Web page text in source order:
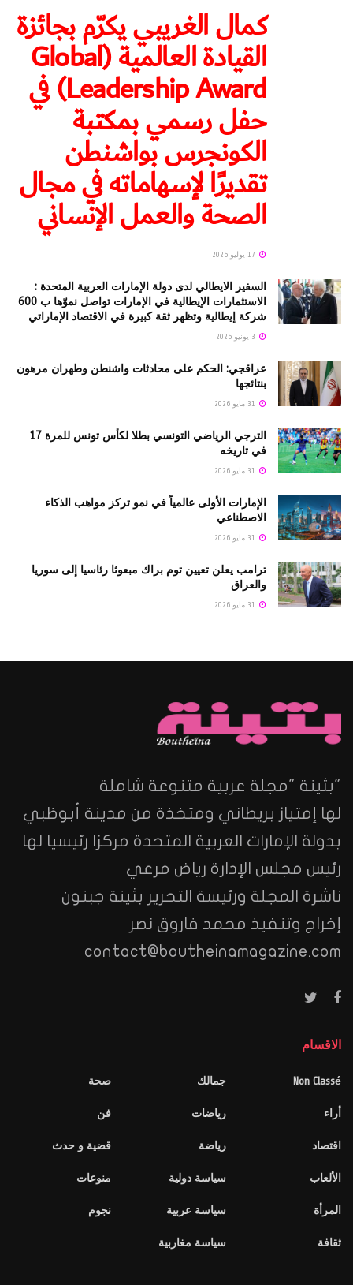
كمال الغريبي يكرّم بجائزة
القيادة العالمية (Global
Leadership Award) في
حفل رسمي بمكتبة
الكونجرس بواشنطن
تقديرًا لإسهاماته في مجال
الصحة والعمل الإنساني
السفير الايطالي لدى دولة الإمارات العربية المتحدة :
الاستثمارات الإيطالية في الإمارات تواصل نموّها ب 600
شركة إيطالية وتظهر ثقة كبيرة في الاقتصاد الإماراتي
عراقجي: الحكم على محادثات واشنطن وطهران مرهون
بنتائجها
الترجي الرياضي التونسي بطلا لكأس تونس للمرة 17
في تاريخه
الإمارات الأولى عالمياً في نمو تركز مواهب الذكاء
الاصطناعي
ترامب يعلن تعيين توم براك مبعوثا رئاسيا إلى سوريا
والعراق
"بثينة "مجلة عربية متنوعة شاملة
لها إمتياز بريطاني ومتخذة من مدينة أبوظبي
بدولة الإمارات العربية المتحدة مركزا رئيسيا لها
رئيس مجلس الإدارة رياض مرعي
ناشرة المجلة ورئيسة التحرير بثينة جبنون
إخراج وتنفيذ محمد فاروق نصر
contact@boutheinamagazine.com
الاقسام
Non Classé
أراء
اقتصاد
الألعاب
المرأة
ثقافة
جمالك
رياضات
رياضة
سياسة دولية
سياسة عربية
سياسة مغاربية
صحة
فن
قضية و حدث
منوعات
نجوم